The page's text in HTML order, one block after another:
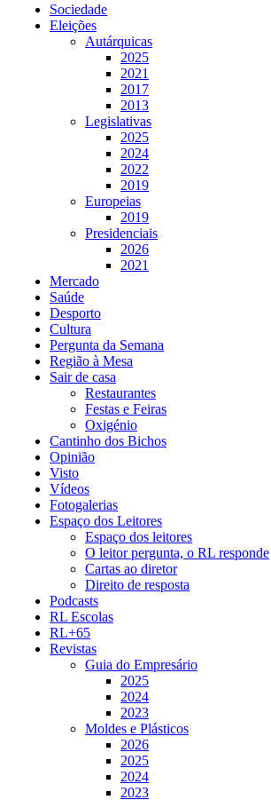
Sociedade
Eleições
Autárquicas
2025
2021
2017
2013
Legislativas
2025
2024
2022
2019
Europeias
2019
Presidenciais
2026
2021
Mercado
Saúde
Desporto
Cultura
Pergunta da Semana
Região à Mesa
Sair de casa
Restaurantes
Festas e Feiras
Oxigénio
Cantinho dos Bichos
Opinião
Visto
Vídeos
Fotogalerias
Espaço dos Leitores
Espaço dos leitores
O leitor pergunta, o RL responde
Cartas ao diretor
Direito de resposta
Podcasts
RL Escolas
RL+65
Revistas
Guia do Empresário
2025
2024
2023
Moldes e Plásticos
2026
2025
2024
2023